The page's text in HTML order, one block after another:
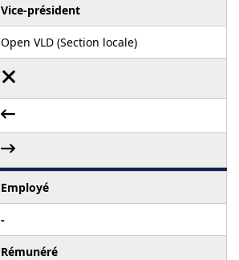
Vice-président
Open VLD (Section locale)
Employé
-
Rémunéré